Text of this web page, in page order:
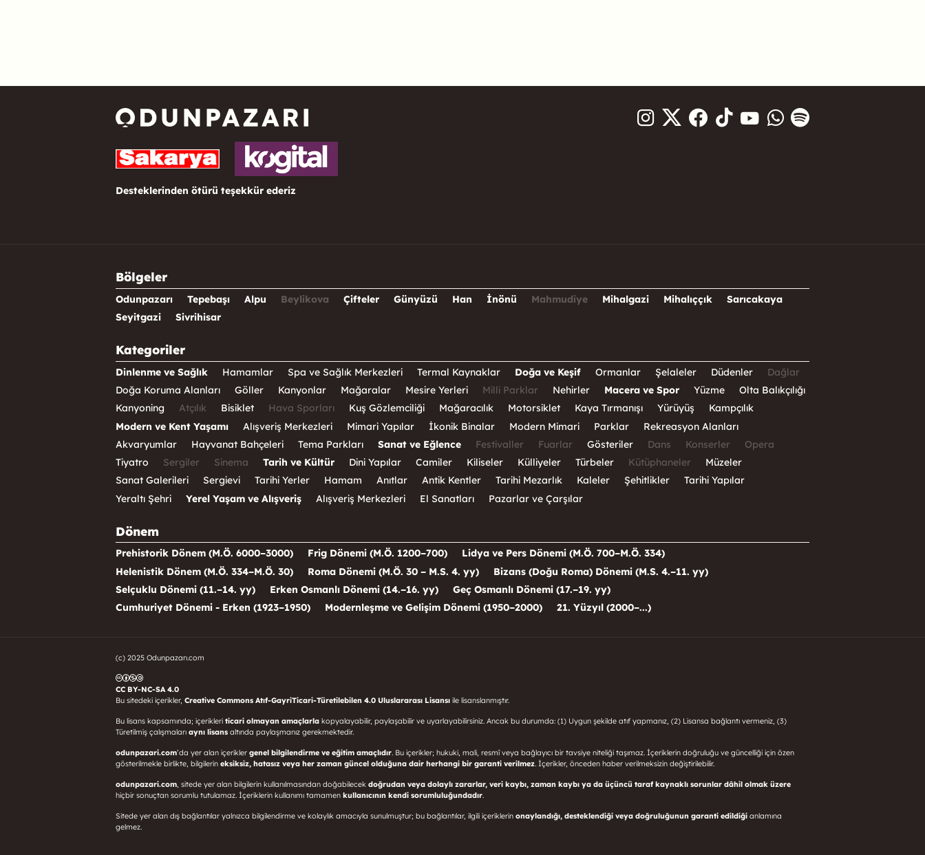
Desteklerinden ötürü teşekkür ederiz
Bölgeler
Odunpazarı Tepebaşı Alpu Beylikova Çifteler Günyüzü Han İnönü Mahmudiye Mihalgazi Mihalıççık
Sarıcakaya
Seyitgazi
Sivrihisar
Kategoriler
Dinlenme ve Sağlık Hamamlar Spa ve Sağlık Merkezleri Termal Kaynaklar Doğa ve Keşif Ormanlar Şelaleler Düdenler
Dağlar
Doğa Koruma Alanları
Göller Kanyonlar Mağaralar Mesire Yerleri Milli Parklar Nehirler Macera ve Spor Yüzme
Olta Balıkçılığı
Kanyoning
Atçılık Bisiklet Hava Sporları Kuş Gözlemciliği Mağaracılık Motorsiklet Kaya Tırmanışı Yürüyüş
Kampçılık
Modern ve Kent Yaşamı
Alışveriş Merkezleri Mimari Yapılar İkonik Binalar Modern Mimari Parklar
Rekreasyon Alanları
Akvaryumlar
Hayvanat Bahçeleri Tema Parkları Sanat ve Eğlence Festivaller Fuarlar Gösteriler Dans Konserler
Opera
Tiyatro
Sergiler Sinema Tarih ve Kültür Dini Yapılar Camiler Kiliseler Külliyeler Türbeler Kütüphaneler
Müzeler
Sanat Galerileri
Sergievi Tarihi Yerler Hamam Anıtlar Antik Kentler Tarihi Mezarlık Kaleler Şehitlikler
Tarihi Yapılar
Yeraltı Şehri
Yerel Yaşam ve Alışveriş Alışveriş Merkezleri El Sanatları Pazarlar ve Çarşılar
Dönem
Prehistorik Dönem (M.Ö. 6000–3000) Frig Dönemi (M.Ö. 1200–700)
Lidya ve Pers Dönemi (M.Ö. 700–M.Ö. 334)
Helenistik Dönem (M.Ö. 334–M.Ö. 30)
Roma Dönemi (M.Ö. 30 – M.S. 4. yy)
Bizans (Doğu Roma) Dönemi (M.S. 4.–11. yy)
Selçuklu Dönemi (11.–14. yy)
Erken Osmanlı Dönemi (14.–16. yy)
Geç Osmanlı Dönemi (17.–19. yy)
Cumhuriyet Dönemi - Erken (1923–1950)
Modernleşme ve Gelişim Dönemi (1950–2000) 21. Yüzyıl (2000–...)
(c) 2025 Odunpazarı.com
CC BY-NC-SA 4.0
Bu sitedeki içerikler, Creative Commons Atıf-GayriTicari-Türetilebilen 4.0 Uluslararası Lisansı ile lisanslanmıştır.
Bu lisans kapsamında; içerikleri ticari olmayan amaçlarla kopyalayabilir, paylaşabilir ve uyarlayabilirsiniz. Ancak bu durumda: (1) Uygun şekilde atıf yapmanız, (2) Lisansa bağlantı vermeniz, (3)
Türetilmiş çalışmaları aynı lisans altında paylaşmanız gerekmektedir.
odunpazari.com’da yer alan içerikler genel bilgilendirme ve eğitim amaçlıdır. Bu içerikler; hukuki, mali, resmî veya bağlayıcı bir tavsiye niteliği taşımaz. İçeriklerin doğruluğu ve güncelliği için özen
gösterilmekle birlikte, bilgilerin eksiksiz, hatasız veya her zaman güncel olduğuna dair herhangi bir garanti verilmez. İçerikler, önceden haber verilmeksizin değiştirilebilir.
odunpazari.com, sitede yer alan bilgilerin kullanılmasından doğabilecek doğrudan veya dolaylı zararlar, veri kaybı, zaman kaybı ya da üçüncü taraf kaynaklı sorunlar dâhil olmak üzere
hiçbir sonuçtan sorumlu tutulamaz. İçeriklerin kullanımı tamamen kullanıcının kendi sorumluluğundadır.
Sitede yer alan dış bağlantılar yalnızca bilgilendirme ve kolaylık amacıyla sunulmuştur; bu bağlantılar, ilgili içeriklerin onaylandığı, desteklendiği veya doğruluğunun garanti edildiği anlamına
gelmez.